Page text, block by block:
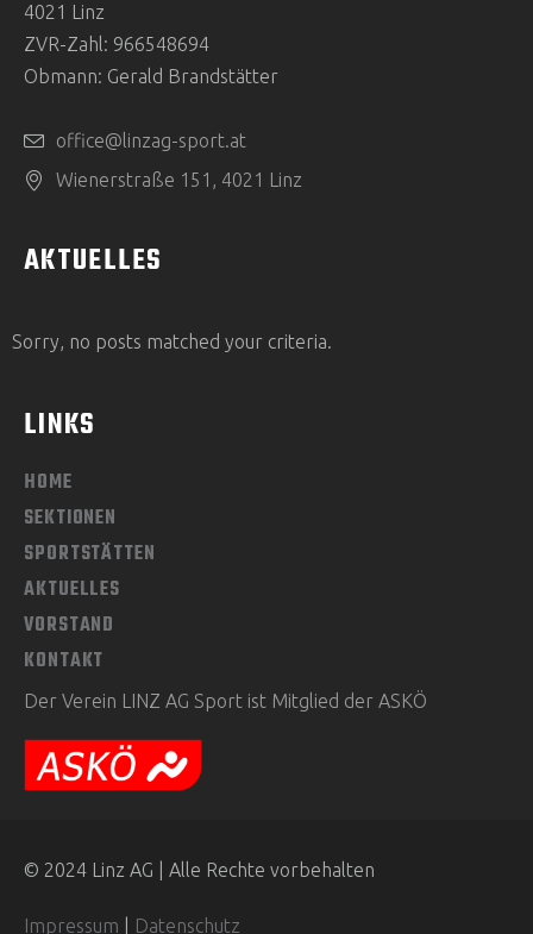
4021 Linz
ZVR-Zahl: 966548694
Obmann: Gerald Brandstätter
office@linzag-sport.at
Wienerstraße 151, 4021 Linz
AKTUELLES
Sorry, no posts matched your criteria.
LINKS
HOME
SEKTIONEN
SPORTSTÄTTEN
AKTUELLES
VORSTAND
KONTAKT
Der Verein LINZ AG Sport ist Mitglied der ASKÖ
© 2024 Linz AG | Alle Rechte vorbehalten
Impressum Datenschutz